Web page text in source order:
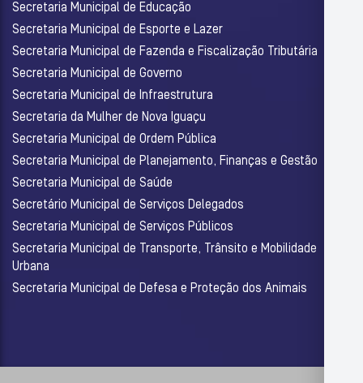
Secretaria Municipal de Educação
Secretaria Municipal de Esporte e Lazer
Secretaria Municipal de Fazenda e Fiscalização Tributária
Secretaria Municipal de Governo
Secretaria Municipal de Infraestrutura
Secretaria da Mulher de Nova Iguaçu
Secretaria Municipal de Ordem Pública
Secretaria Municipal de Planejamento, Finanças e Gestão
Secretaria Municipal de Saúde
Secretário Municipal de Serviços Delegados
Secretaria Municipal de Serviços Públicos
Secretaria Municipal de Transporte, Trânsito e Mobilidade
Urbana
Secretaria Municipal de Defesa e Proteção dos Animais